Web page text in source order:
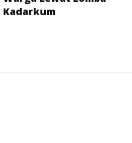
Kadarkum